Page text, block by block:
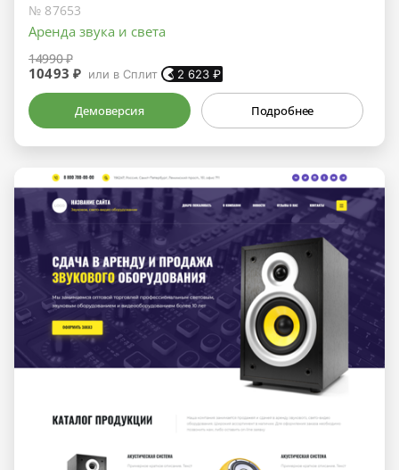
№ 87653
Аренда звука и света
14990 ₽
10493 ₽ или в Сплит 2 623 ₽
Демоверсия Подробнее